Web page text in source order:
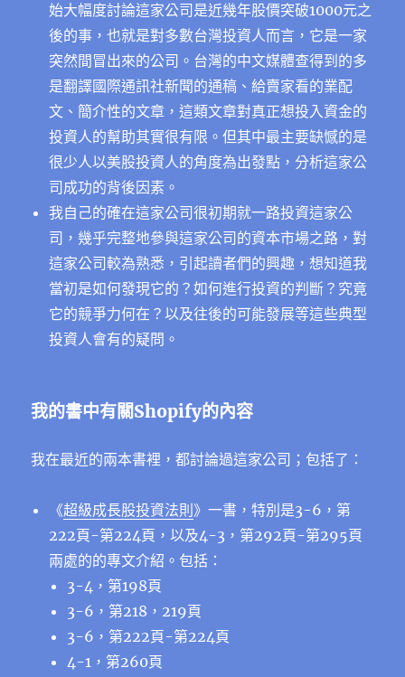
始大幅度討論這家公司是近幾年股價突破1000元之
後的事，也就是對多數台灣投資人而言，它是一家
突然間冒出來的公司。台灣的中文媒體查得到的多
是翻譯國際通訊社新聞的通稿、給賣家看的業配
文、簡介性的文章，這類文章對真正想投入資金的
投資人的幫助其實很有限。但其中最主要缺憾的是
很少人以美股投資人的角度為出發點，分析這家公
司成功的背後因素。
我自己的確在這家公司很初期就一路投資這家公
司，幾乎完整地參與這家公司的資本市場之路，對
這家公司較為熟悉，引起讀者們的興趣，想知道我
當初是如何發現它的？如何進行投資的判斷？究竟
它的競爭力何在？以及往後的可能發展等這些典型
投資人會有的疑問。
我的書中有關Shopify的內容
我在最近的兩本書裡，都討論過這家公司；包括了：
《超級成長股投資法則》一書，特別是3-6，第
222頁-第224頁，以及4-3，第292頁-第295頁
兩處的的專文介紹。包括：
3-4，第198頁
3-6，第218，219頁
3-6，第222頁-第224頁
4-1，第260頁